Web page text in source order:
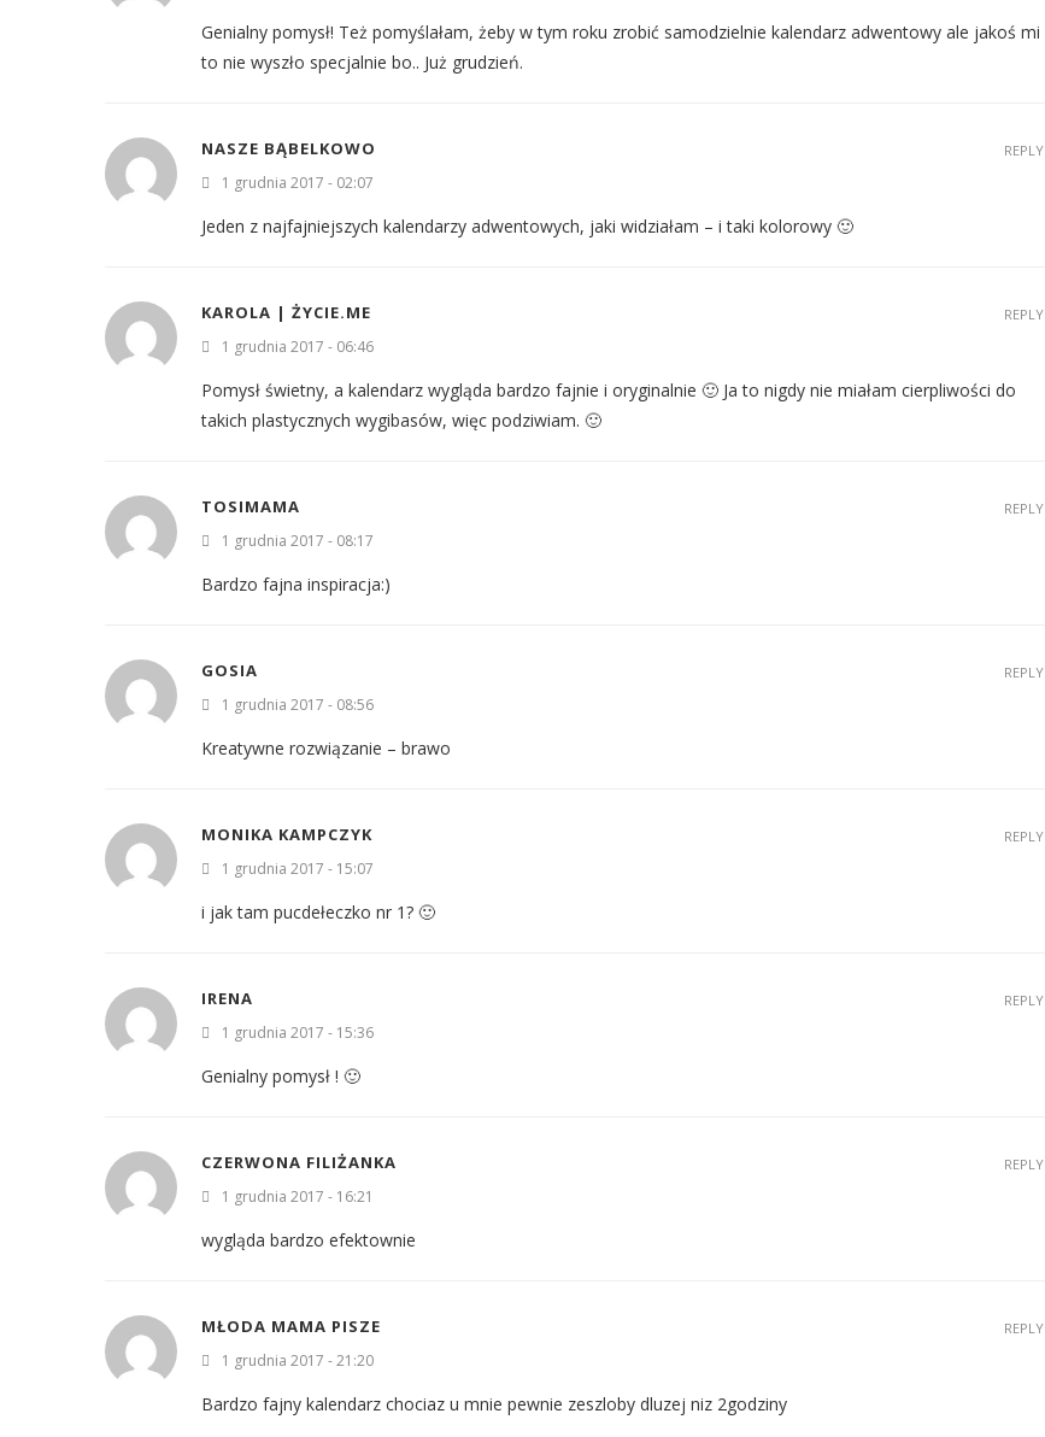
Genialny pomysł! Też pomyślałam, żeby w tym roku zrobić samodzielnie kalendarz adwentowy ale jakoś mi
to nie wyszło specjalnie bo.. Już grudzień.
NASZE BĄBELKOWO
1 grudnia 2017 - 02:07
Jeden z najfajniejszych kalendarzy adwentowych, jaki widziałam – i taki kolorowy 🙂
REPLY
KAROLA | ŻYCIE.ME
1 grudnia 2017 - 06:46
Pomysł świetny, a kalendarz wygląda bardzo fajnie i oryginalnie 🙂 Ja to nigdy nie miałam cierpliwości do
takich plastycznych wygibasów, więc podziwiam. 🙂
REPLY
TOSIMAMA
1 grudnia 2017 - 08:17
Bardzo fajna inspiracja:)
REPLY
GOSIA
1 grudnia 2017 - 08:56
Kreatywne rozwiązanie – brawo
REPLY
MONIKA KAMPCZYK
1 grudnia 2017 - 15:07
i jak tam pucdełeczko nr 1? 🙂
REPLY
IRENA
1 grudnia 2017 - 15:36
Genialny pomysł ! 🙂
REPLY
CZERWONA FILIŻANKA
1 grudnia 2017 - 16:21
wygląda bardzo efektownie
REPLY
MŁODA MAMA PISZE
1 grudnia 2017 - 21:20
Bardzo fajny kalendarz chociaz u mnie pewnie zeszloby dluzej niz 2godziny
REPLY